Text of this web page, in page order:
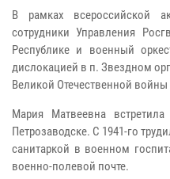
В рамках всероссийской
сотрудники Управления
Республике и военный
дислокацией в п. Звездном
Великой Отечественной
Мария Матвеевна
Петрозаводске. С 1941-го
санитаркой в военном
военно-полевой почте.